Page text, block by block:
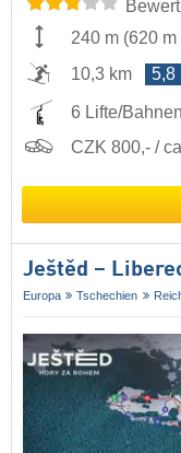
240 m (620 m
10,3 km
5,8
6 Lifte/Bahnen
CZK 800,- /
Ještěd –
Europa Tschechien